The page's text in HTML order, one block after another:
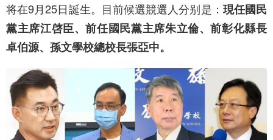
将在9月25日誕生。目前候選競選人分别是： 現任國民
黨主席江啓臣、前任國民黨主席朱立倫、前彰化縣長
卓伯源、孫文學校總校長張亞中。